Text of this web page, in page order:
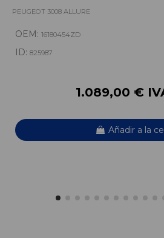
PEUGEOT 3008 ALLURE
OEM: 16180454ZD
ID: 825987
1.089,00 €
Añadir a la